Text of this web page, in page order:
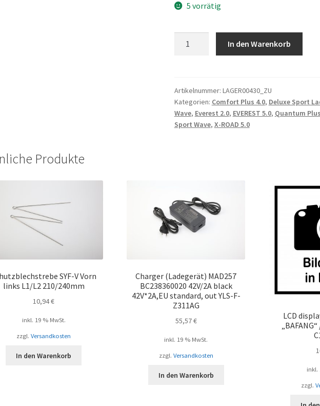
5 vorrätig
schwarz
28,6*10mm,
Menge
In den Warenkorb
Artikelnummer: LAGER00430_ZU
Kategorien: Comfort Plus 4.0, Deluxe Sport
Wave, Everest 2.0, EVEREST 5.0, Quantum
Sport Wave, X-ROAD 5.0
Produkte
SYF-V Vorn
links L1/L2 210/240mm
10,94€
inkl. 19 % MwSt.
zzgl.Versandkosten
In den Warenkorb
Charger (Ladegerät) MAD257
BC238360020 42V/2A black
42V*2A,EU standard, out YLS-F-
Z311AG
55,57€
inkl. 19 % MwSt.
zzgl. Versandkosten
In den Warenkorb
LCD
inkl.
zzgl.